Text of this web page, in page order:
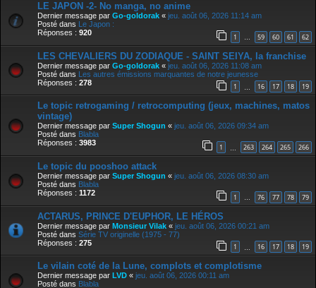
LE JAPON -2- No manga, no anime
Dernier message par Go-goldorak « jeu. août 06, 2026 11:14 am
Posté dans Le Japon :
Réponses : 920 1 … 59 60 61 62
LES CHEVALIERS DU ZODIAQUE - SAINT SEIYA, la franchise
Dernier message par Go-goldorak « jeu. août 06, 2026 11:08 am
Posté dans Les autres émissions marquantes de notre jeunesse
Réponses : 278 1 16 17 18 19
Le topic retrogaming / retrocomputing (jeux, machines, matos
vintage)
Dernier message par Super Shogun « jeu. août 06, 2026 09:34 am
Posté dans Blabla
Réponses : 3983 1 263 264 265 266
Le topic du pooshoo attack
Dernier message par Super Shogun « jeu. août 06, 2026 08:30 am
Posté dans Blabla
Réponses : 1172 1 … 76 77 78 79
ACTARUS, PRINCE D'EUPHOR, LE HÉROS
Dernier message par Monsieur Vilak « jeu. août 06, 2026 00:21 am
Posté dans Série TV originelle (1975 - 77)
Réponses : 275 1 16 17 18 19
Le vilain coté de la Lune, complots et complotisme
Dernier message par LVD « jeu. août 06, 2026 00:11 am
Posté dans Blabla